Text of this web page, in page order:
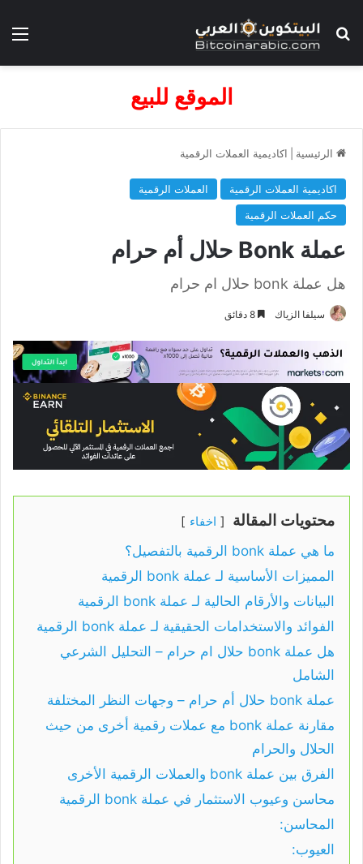
بحث عن
الموقع للبيع
الرئيسية اكاديمية العملات الرقمية
اكاديمية العملات الرقمية
العملات الرقمية
حكم العملات الرقمية
عملة Bonk حلال أم حرام
هل عملة bonk حلال ام حرام
سيلفا الزياك
محتويات المقالة اخفاء
ما هي عملة bonk الرقمية بالتفصيل؟
المميزات الأساسية لـ عملة bonk الرقمية
البيانات والأرقام الحالية لـ عملة bonk الرقمية
الفوائد والاستخدامات الحقيقية لـ عملة bonk الرقمية
هل عملة bonk حلال ام حرام – التحليل الشرعي
الشامل
عملة bonk حلال أم حرام – وجهات النظر المختلفة
مقارنة عملة bonk مع عملات رقمية أخرى من حيث
الحلال والحرام
الفرق بين عملة bonk والعملات الرقمية الأخرى
محاسن وعيوب الاستثمار في عملة bonk الرقمية
المحاسن:
العيوب: